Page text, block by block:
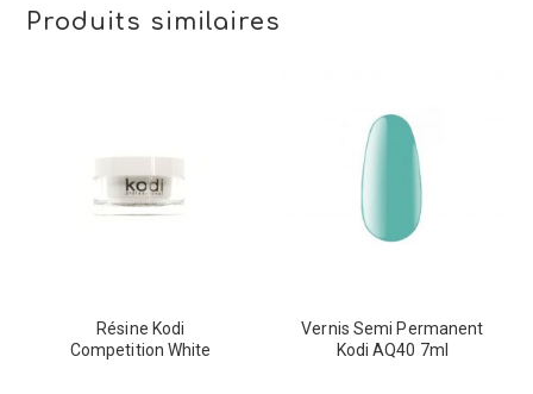
Produits similaires
Résine Kodi
Competition White
Vernis Semi Permanent
Kodi AQ40 7ml